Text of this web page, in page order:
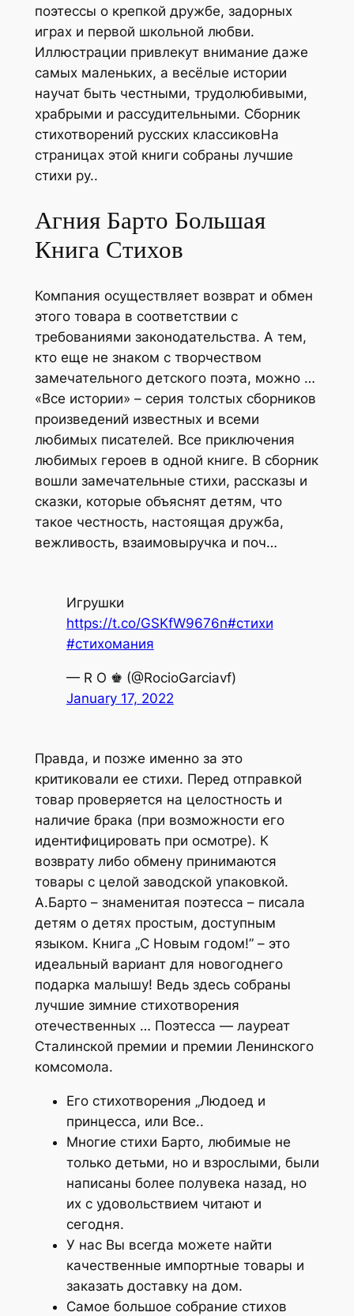
поэтессы о крепкой дружбе, задорных
играх и первой школьной любви.
Иллюстрации привлекут внимание даже
самых маленьких, а весёлые истории
научат быть честными, трудолюбивыми,
храбрыми и рассудительными. Сборник
стихотворений русских классиковНа
страницах этой книги собраны лучшие
стихи ру..
Агния Барто Большая
Книга Стихов
Компания осуществляет возврат и обмен
этого товара в соответствии с
требованиями законодательства. А тем,
кто еще не знаком с творчеством
замечательного детского поэта, можно …
«Все истории» – серия толстых сборников
произведений известных и всеми
любимых писателей. Все приключения
любимых героев в одной книге. В сборник
вошли замечательные стихи, рассказы и
сказки, которые объяснят детям, что
такое честность, настоящая дружба,
вежливость, взаимовыручка и поч…
Игрушки
https://t.co/GSKfW9676n#стихи
#стихомания
— R O ♚ (@RocioGarciavf)
January 17, 2022
Правда, и позже именно за это
критиковали ее стихи. Перед отправкой
товар проверяется на целостность и
наличие брака (при возможности его
идентифицировать при осмотре). К
возврату либо обмену принимаются
товары с целой заводской упаковкой.
А.Барто – знаменитая поэтесса – писала
детям о детях простым, доступным
языком. Книга „С Новым годом!” – это
идеальный вариант для новогоднего
подарка малышу! Ведь здесь собраны
лучшие зимние стихотворения
отечественных … Поэтесса — лауреат
Сталинской премии и премии Ленинского
комсомола.
Его стихотворения „Людоед и
принцесса, или Все..
Многие стихи Барто, любимые не
только детьми, но и взрослыми, были
написаны более полувека назад, но
их с удовольствием читают и
сегодня.
У нас Вы всегда можете найти
качественные импортные товары и
заказать доставку на дом.
Самое большое собрание стихов